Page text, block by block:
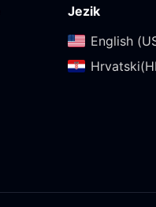
Jezik
English